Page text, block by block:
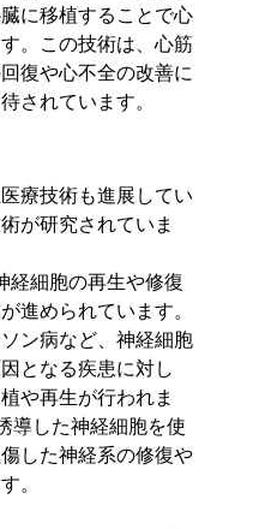
に移植することで心
。この技術は、心筋
復や心不全の改善に
されています。
療技術も進展してい
が研究されていま
経細胞の再生や修復
進められています。
ン病など、神経細胞
となる疾患に対し
や再生が行われま
導した神経細胞を使
した神経系の修復や
。